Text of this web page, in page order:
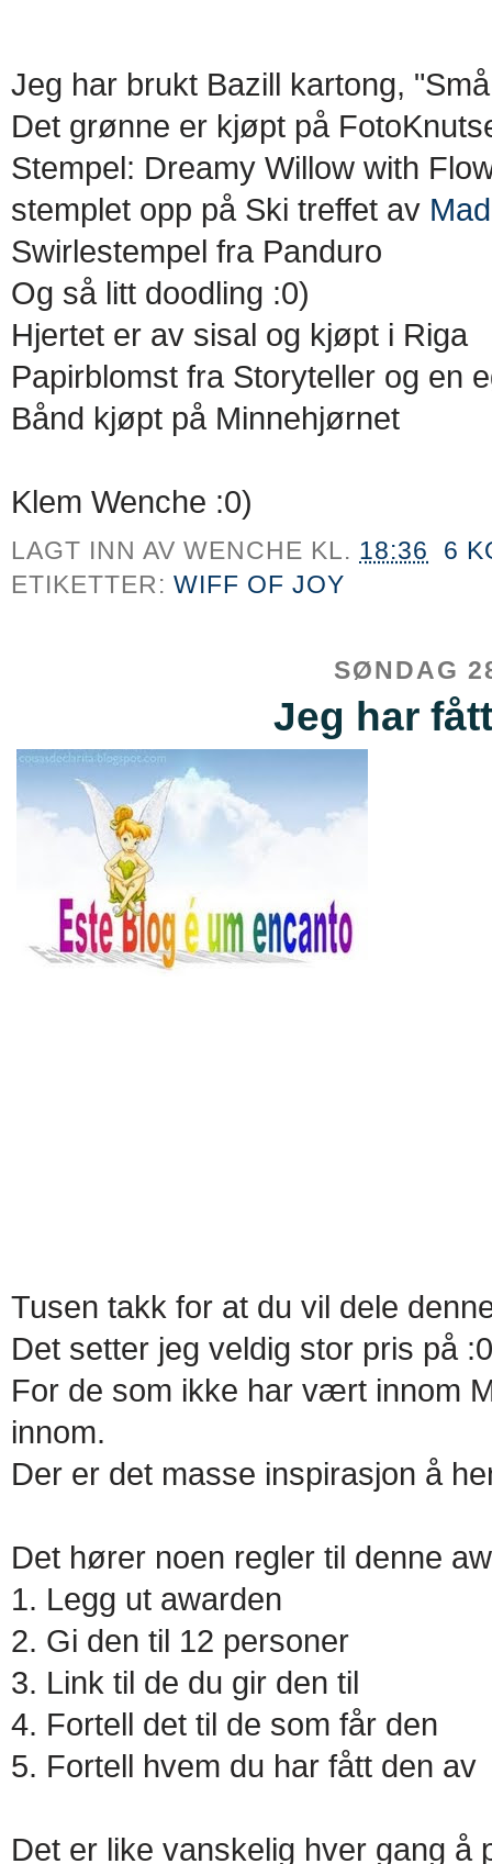
Jeg har brukt Bazill kartong,
Det grønne er kjøpt på
Stempel: Dreamy Willow with
stemplet opp på Ski treffet av
Swirlestempel fra Panduro
Og så litt doodling :0)
Hjertet er av sisal og kjøpt i Riga
Papirblomst fra Storyteller og en
Bånd kjøpt på Minnehjørnet
Klem Wenche :0)
LAGT INN AVWENCHE KL. 18:36
6
ETIKETTER:WIFF OF JOY
SØNDAG
Jeg har
Tusen takk for at du vil dele
Det setter jeg veldig stor pris på
For de som ikke har vært innom
innom.
Der er det masse inspirasjon å
Det hører noen regler til denne
1. Legg ut awarden
2. Gi den til
3. Link til de
4. Fortell det til de
5. Fortell hvem du har fått den av
Det er like vanskelig hver gang å